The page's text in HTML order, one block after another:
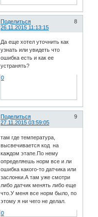
Поделиться
8
26.11.2015 11:13:15
Да еще хотел уточнить как
узнать или увидеть что
ошибка есть и как ее
устранять?
0
Поделиться
9
27.11.2015 03:59:05
там где температура,
высвечивается код на
каждом этапе.По нему
определяешь норм все и ли
ошибка какого-то датчика или
заслонки.А там уже смотри
либо датчик менять либо еще
что.У меня все норм было, по
этому я ни чего не делал.
0